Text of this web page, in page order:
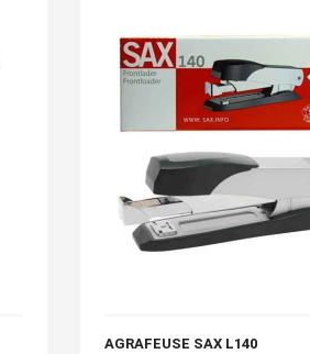
AGRAFEUSE SAX L140